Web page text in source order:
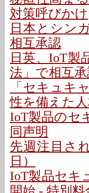
対策呼びかけ
日本とシン
相互承認
日英、IoT製
法」で相互
「セキュキ
性を備えた
IoT製品のセ
同声明
先週注目さ
日）
IoT製品セキ